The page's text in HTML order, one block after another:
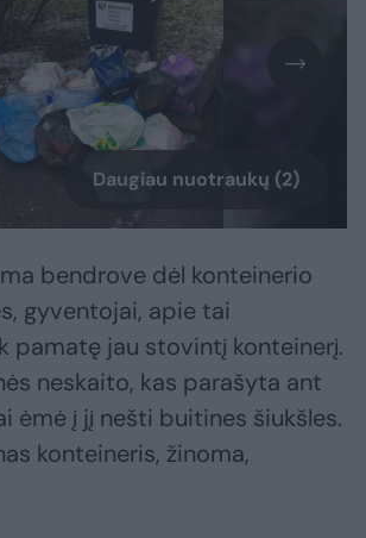
Daugiau nuotraukų (2)
bendrove dėl konteinerio
gyventojai, apie tai
pamatę jau stovintį konteinerį.
neskaito, kas parašyta ant
ėmė į jį nešti buitines šiukšles.
konteineris, žinoma,